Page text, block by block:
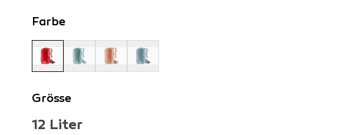
Farbe
Grösse
12 Liter